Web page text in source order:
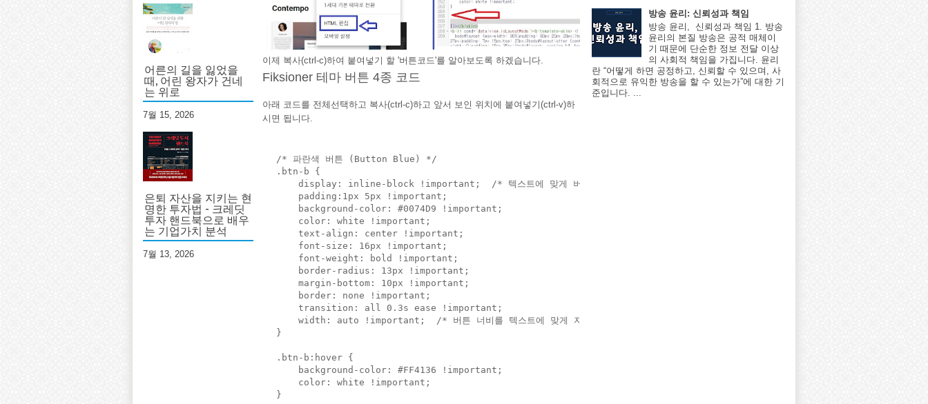
어른의 길을 잃었을
때, 어린 왕자가 건네
는 위로
7월 15, 2026
은퇴 자산을 지키는 현
명한 투자법 - 크레딧
투자 핸드북으로 배우
는 기업가치 분석
7월 13, 2026
이제 복사(ctrl-c)하여 붙여넣기 할 '버튼코드'를 알아보도록 하겠습니다.
Fiksioner 테마 버튼 4종 코드
아래 코드를 전체선택하고 복사(ctrl-c)하고 앞서 보인 위치에 붙여넣기(ctrl-v)하
시면 됩니다.
/* 파란색 버튼 (Button Blue) */
.btn-b {
    display: inline-block !important;  /* 텍스트에 맞게 버튼 크기 조정 */
    padding:1px 5px !important;
    background-color: #0074D9 !important;
    color: white !important;
    text-align: center !important;
    font-size: 16px !important;
    font-weight: bold !important;
    border-radius: 13px !important;
    margin-bottom: 10px !important;
    border: none !important;
    transition: all 0.3s ease !important;
    width: auto !important;  /* 버튼 너비를 텍스트에 맞게 자동으로 설정 */
}
.btn-b:hover {
    background-color: #FF4136 !important;
    color: white !important;
}
방송 윤리: 신뢰성과 책임
방송 윤리, 신뢰성과 책임 1. 방송
윤리의 본질 방송은 공적 매체이
기 때문에 단순한 정보 전달 이상
의 사회적 책임을 가집니다. 윤리
란 “어떻게 하면 공정하고, 신뢰할 수 있으며, 사
회적으로 유익한 방송을 할 수 있는가”에 대한 기
준입니다. ...